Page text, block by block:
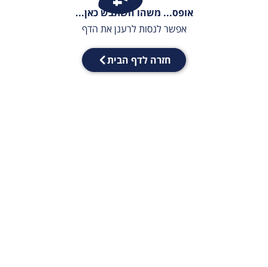
אופס... משהו השתבש כאן...
אפשר לנסות לרענן את הדף
חזרה לדף הבית